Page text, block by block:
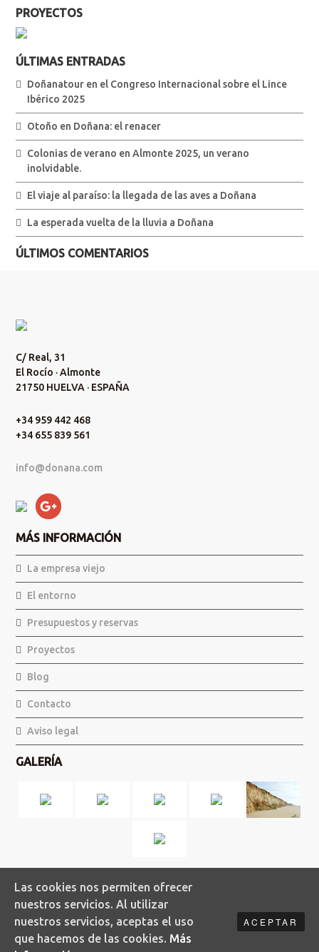
PROYECTOS
ÚLTIMAS ENTRADAS
Doñanatour en el Congreso Internacional sobre el Lince
Ibérico 2025
Otoño en Doñana: el renacer
Colonias de verano en Almonte 2025, un verano
inolvidable.
El viaje al paraíso: la llegada de las aves a Doñana
La esperada vuelta de la lluvia a Doñana
ÚLTIMOS COMENTARIOS
C/ Real, 31
El Rocío · Almonte
21750 HUELVA · ESPAÑA
+34 959 442 468
+34 655 839 561
info@donana.com
MÁS INFORMACIÓN
La empresa viejo
El entorno
Presupuestos y reservas
Proyectos
Blog
Contacto
Aviso legal
GALERÍA
Ver más
FORMAMOS PARTE DE
Las cookies nos permiten ofrecer
nuestros servicios. Al utilizar
nuestros servicios, aceptas el uso
que hacemos de las cookies. Más
ACEPTAR